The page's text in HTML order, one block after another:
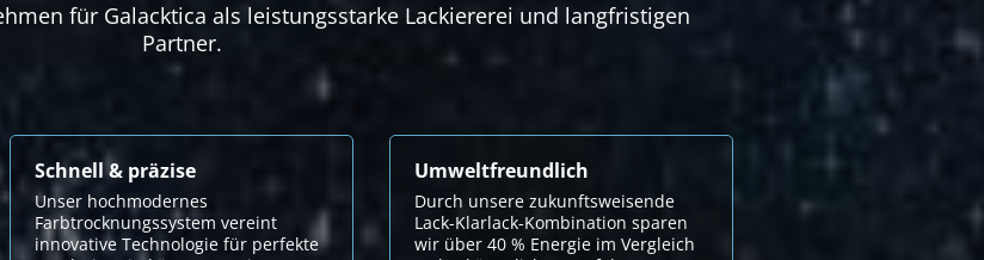
für Galacktica als leistungsstarke Lackiererei und langfristigen
Partner.
Schnell & präzise
Unser hochmodernes
Farbtrocknungssystem vereint
innovative Technologie für perfekte
Umweltfreundlich
Durch unsere zukunftsweisende
Lack-Klarlack-Kombination sparen
wir über 40 % Energie im Vergleich